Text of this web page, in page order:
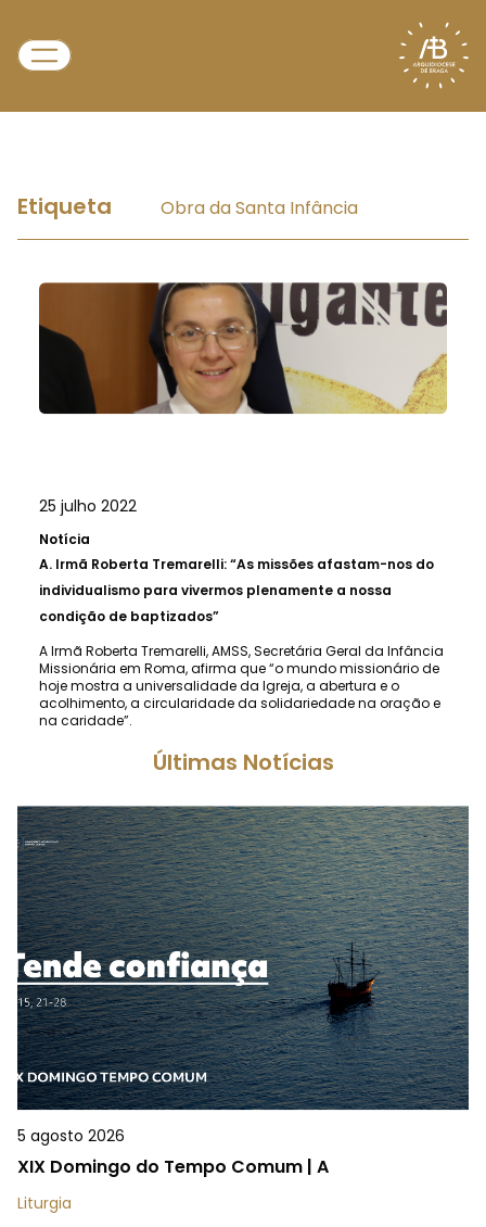
Etiqueta Obra da Santa Infância
25 julho 2022
Notícia
A. Irmã Roberta Tremarelli: “As missões afastam-nos do
individualismo para vivermos plenamente a nossa
condição de baptizados”
A Irmã Roberta Tremarelli, AMSS, Secretária Geral da Infância
Missionária em Roma, afirma que “o mundo missionário de
hoje mostra a universalidade da Igreja, a abertura e o
acolhimento, a circularidade da solidariedade na oração e
na caridade”.
Últimas Notícias
5 agosto 2026
XIX Domingo do Tempo Comum | A
Liturgia